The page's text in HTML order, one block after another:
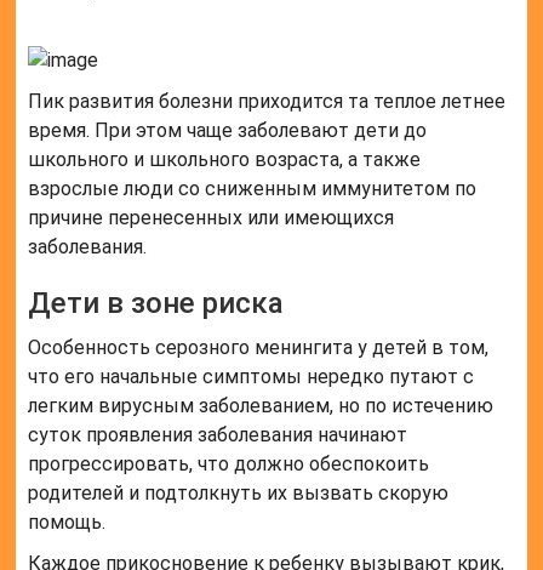
Пик развития болезни приходится та теплое летнее
время. При этом чаще заболевают дети до
школьного и школьного возраста, а также
взрослые люди со сниженным иммунитетом по
причине перенесенных или имеющихся
заболевания.
Дети в зоне риска
Особенность серозного менингита у детей в том,
что его начальные симптомы нередко путают с
легким вирусным заболеванием, но по истечению
суток проявления заболевания начинают
прогрессировать, что должно обеспокоить
родителей и подтолкнуть их вызвать скорую
помощь.
Каждое прикосновение к ребенку вызывают крик,